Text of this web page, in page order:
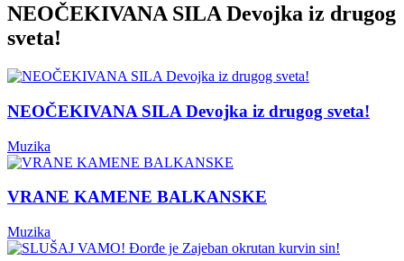
NEOČEKIVANA SILA Devojka iz drugog
sveta!
NEOČEKIVANA SILA Devojka iz drugog sveta!
Muzika
VRANE KAMENE BALKANSKE
Muzika